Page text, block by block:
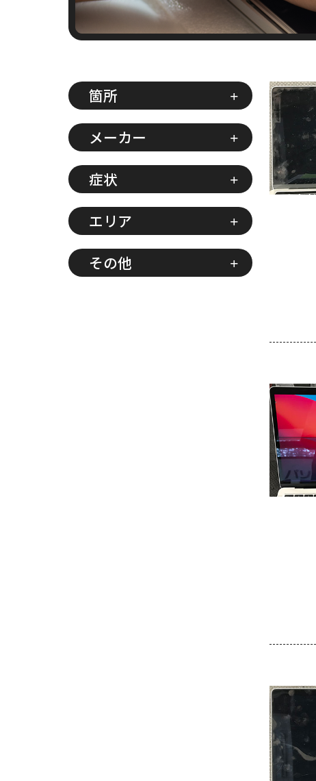
箇所
メーカー
症状
エリア
その他